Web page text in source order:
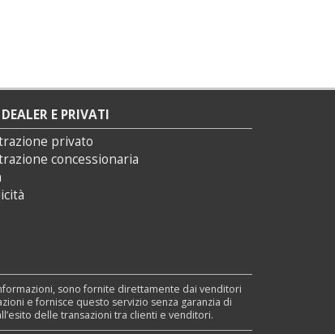
E PRIVATI
privato
concessionaria
sono fornite direttamente dai venditori
e fornisce questo servizio senza garanzia di
delle transazioni tra clienti e venditori.